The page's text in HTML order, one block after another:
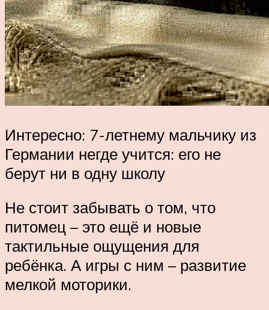
Интересно: 7-летнему мальчику из
Германии негде учится: его не
берут ни в одну школу
Не стоит забывать о том, что
питомец – это ещё и новые
тактильные ощущения для
ребёнка. А игры с ним – развитие
мелкой моторики.